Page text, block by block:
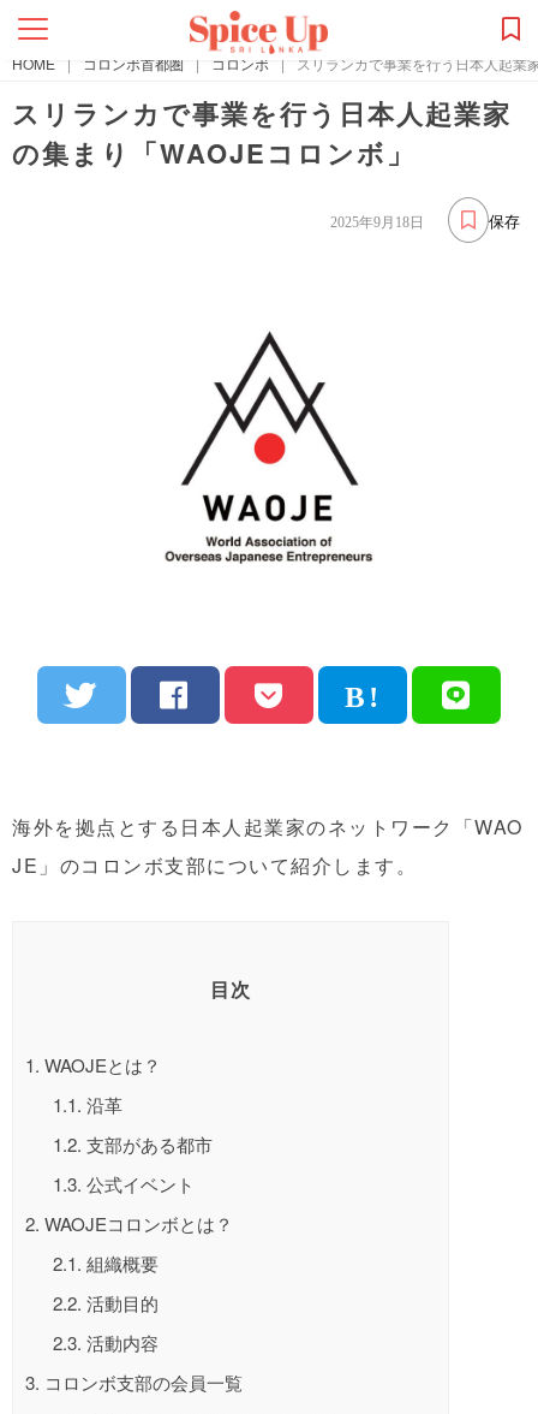
HOME | コロンボ首都圏 | コロンボ | スリランカで事業を行う日本人起業
スリランカで事業を行う日本人起業家
の集まり「WAOJEコロンボ」
保存
2025年9月18日
海外を拠点とする日本人起業家のネットワーク「WAO
JE」のコロンボ支部について紹介します。
目次
1. WAOJEとは？
1.1. 沿革
1.2. 支部がある都市
1.3. 公式イベント
2. WAOJEコロンボとは？
2.1. 組織概要
2.2. 活動目的
2.3. 活動内容
3. コロンボ支部の会員一覧